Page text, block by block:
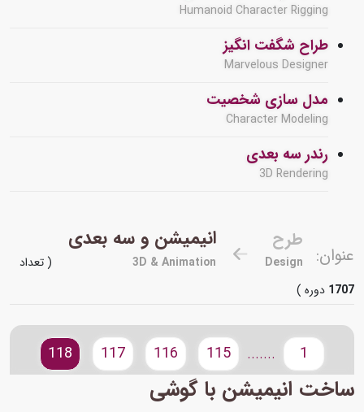
Humanoid Character Rigging
طراح شگفت انگیز
Marvelous Designer
مدل سازی شخصیت
Character Modeling
رندر سه بعدی
3D Rendering
عنوان:
طرح
Design
انیمیشن و سه بعدی
3D & Animation
( تعداد
1707 دوره )
.......
115
116
117
118
ساخت انیمیشن با گوشی